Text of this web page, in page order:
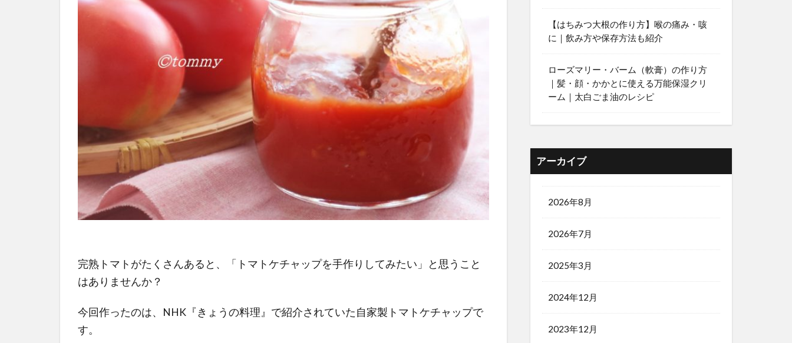
完熟トマトがたくさんあると、「トマトケチャップを手作りしてみたい」と思うこと
はありませんか？
今回作ったのは、NHK『きょうの料理』で紹介されていた自家製トマトケチャップで
す。
【はちみつ大根の作り方】喉の痛み・咳
に｜飲み方や保存方法も紹介
ローズマリー・バーム（軟膏）の作り方
｜髪・顔・かかとに使える万能保湿クリ
ーム｜太白ごま油のレシピ
アーカイブ
2026年8月
2026年7月
2025年3月
2024年12月
2023年12月